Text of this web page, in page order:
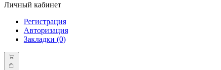
Личный кабинет
Регистрация
Авторизация
Закладки (0)